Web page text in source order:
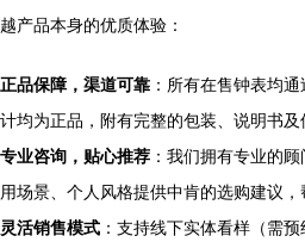
越产品本身的优质体验：
正品保障，渠道可靠 ：所有在售钟表均
计均为正品，附有完整的包装、说明书及
专业咨询，贴心推荐 ：我们拥有专业的
用场景、个人风格提供中肯的选购建议，
灵活销售模式 ：支持线下实体看样（需